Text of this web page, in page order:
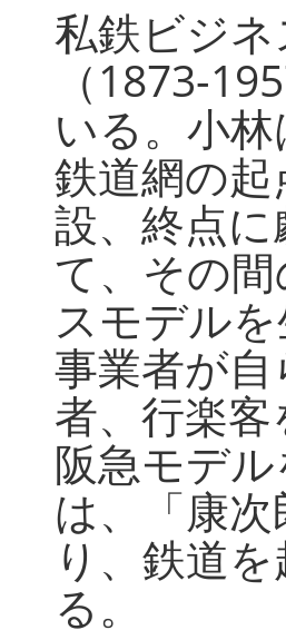
私鉄ビジ
（1873-
いる。小
鉄道網の
設、終点
て、その
スモデル
事業者が
者、行楽
阪急モデ
は、「康
り、鉄道
る。